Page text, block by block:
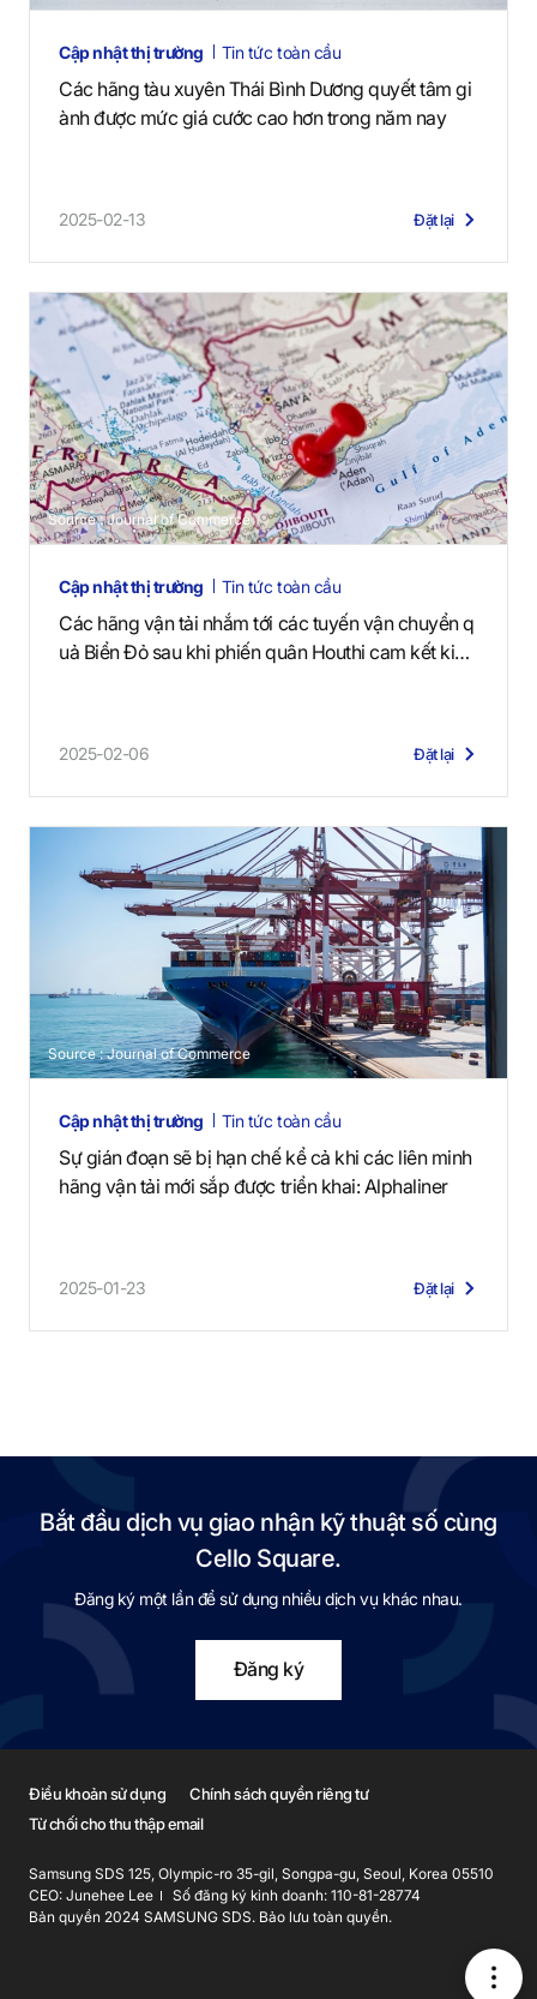
메
Cập nhật thị trường Tin tức toàn cầu
Các hãng tàu xuyên Thái Bình Dương quyết tâm gi
ành được mức giá cước cao hơn trong năm nay
2025-02-13 Đặt lại
Source : Journal of Commerce
Cập nhật thị trường Tin tức toàn cầu
Các hãng vận tải nhắm tới các tuyến vận chuyển q
uả Biển Đỏ sau khi phiến quân Houthi cam kết kiề
2025-02-06 Đặt lại
Source : Journal of Commerce
Cập nhật thị trường Tin tức toàn cầu
Sự gián đoạn sẽ bị hạn chế kể cả khi các liên minh
hãng vận tải mới sắp được triển khai: Alphaliner
2025-01-23 Đặt lại
Bắt đầu dịch vụ giao nhận kỹ thuật số cùng
Cello Square.
Đăng ký một lần để sử dụng nhiều dịch vụ khác nhau.
Đăng ký
Samsung SDS 125, Olympic-ro 35-gil, Songpa-gu, Seoul, Korea 05510
CEO: Junehee Lee
Số đăng ký kinh doanh: 110-81-28774
Bản quyền 2024 SAMSUNG SDS. Bảo lưu toàn quyền.
Điều khoản sử dụng
Chính sách quyền riêng tư
Từ chối cho thu thập email